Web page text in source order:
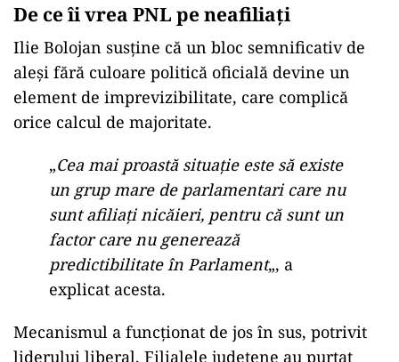
declarat liderul PNL.
POLITICĂ
Bolojan, între lege și discreție: ce
spune despre declarația de avere a
partenerei sale
POLITICĂ
Pericol de blackout? Guvernul
activează măsurile de criză și
pregătește limitarea consumului de
energie
De ce îi vrea PNL pe neafiliați
aleși fără culoare politică oficială devine un